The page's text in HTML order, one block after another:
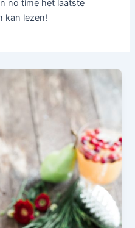
no time het laatste
kan lezen!